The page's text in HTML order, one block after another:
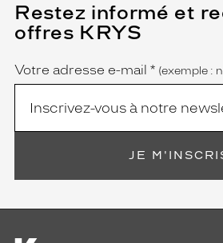
Restez informé et
offres KRYS
Name
Votre adresse e-mail *
(Ce
champ
est
(exemple :
JE